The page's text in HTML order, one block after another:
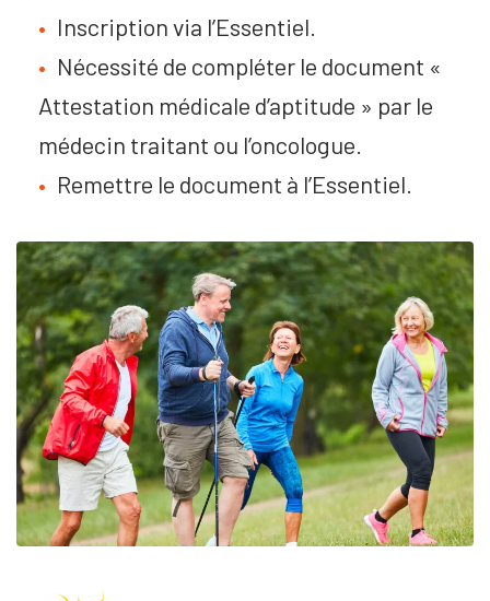
Inscription via l’Essentiel.
Nécessité de compléter le document «
Attestation médicale d’aptitude » par le
médecin traitant ou l’oncologue.
Remettre le document à l’Essentiel.